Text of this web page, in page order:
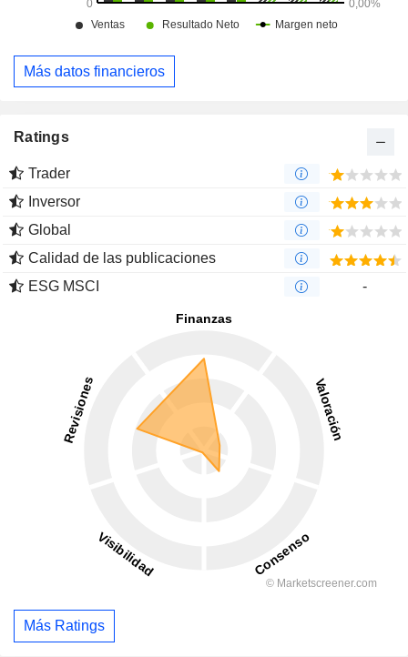
Más datos financieros
Ratings
Trader
Inversor
Global
Calidad de las publicaciones
ESG MSCI
-
Más Ratings